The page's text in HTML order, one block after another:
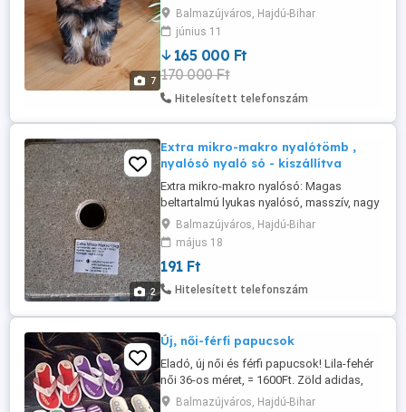
7
eladó! Már elvihető korú, 9. hetes, oltva-
féregtelenítve! Méretét tekintve, várhatóan
mini testmagasságú lesz! A kiskutyát, dús
szőrzet, rövid orr, rövid láb és rövid fül
jellemzi. Sérvmentes, harapása jó!
Törzskönyve ...
Balmazújváros, Hajdú-Bihar
június 11
165 000 Ft
170 000 Ft
Hitelesített telefonszám
2
Extra mikro-makro nyalótömb ,
nyalósó nyaló só - kiszállítva
Extra mikro-makro nyalósó: Magas
beltartalmú lyukas nyalósó, masszív, nagy
nyomással préselt, ezért időtállóbb.
Kiszerelés: 960 kg raklap 8 kg-os tömbök.
Felhasználás: sózóládában az állatok elé
téve. Elegendő ivóvíz mindig álljon
rendelkezésre! Juhok, kecskék,
Összetétel: Ca: ...
Balmazújváros, Hajdú-Bihar
május 18
191 Ft
Hitelesített telefonszám
Új, női-férfi papucsok
Eladó, új női és férfi papucsok! Lila-fehér
női 36-os méret, = 1600Ft. Zöld adidas,
39-es méret, = 2700Ft. Fehér adidas,
Balmazújváros, Hajdú-Bihar